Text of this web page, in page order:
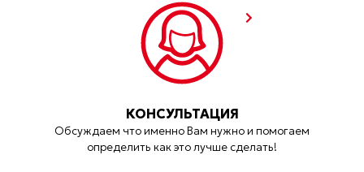
КОНСУЛЬТАЦИЯ
Обсуждаем что именно Вам нужно и помогаем
определить как это лучше сделать!